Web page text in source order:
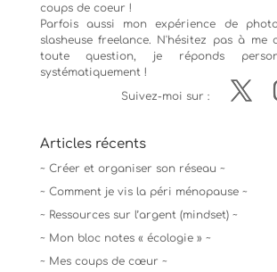
coups de coeur !
Parfois aussi mon expérience de
slasheuse freelance. N'hésitez pas à me
toute question, je réponds
systématiquement !
Suivez-moi sur :
Articles récents
~ Créer et organiser son réseau ~
~ Comment je vis la péri ménopause ~
~ Ressources sur l’argent (mindset) ~
~ Mon bloc notes « écologie » ~
~ Mes coups de cœur ~